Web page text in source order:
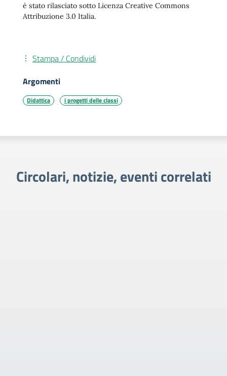
è stato rilasciato sotto Licenza Creative Commons
Attribuzione 3.0 Italia.
Stampa / Condividi
Argomenti
Didattica i progetti delle classi
Circolari, notizie, eventi correlati